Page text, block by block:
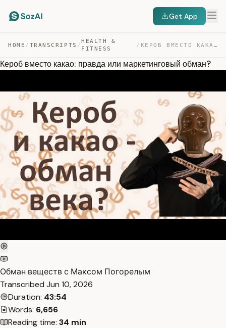
Get App
HOME / TRANSCRIPTS /
HEALTH &
FITNESS
/ КЕРОБ ВМЕСТО КАКАО: ПРАВДА ИЛИ МАРКЕТИНГОВЫЙ ОБМАН? — TRANSCRIPT
Кероб вместо какао: правда или маркетинговый обман?
Обман веществ с Максом Погорелым
Transcribed Jun 10, 2026
Duration: 43:54
Words: 6,656
Reading time: 34 min